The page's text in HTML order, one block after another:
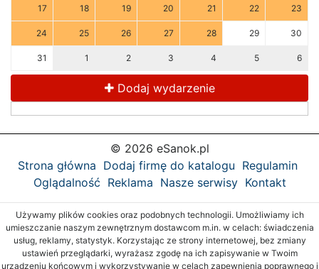
17 18 19 20 21 22 23
24 25 26 27 28 29 30
31 1 2 3 4 5 6
Dodaj wydarzenie
© 2026 eSanok.pl
Strona główna Dodaj firmę do katalogu Regulamin
Oglądalność Reklama Nasze serwisy Kontakt
Używamy plików cookies oraz podobnych technologii. Umożliwiamy ich
umieszczanie naszym zewnętrznym dostawcom m.in. w celach: świadczenia
usług, reklamy, statystyk. Korzystając ze strony internetowej, bez zmiany
ustawień przeglądarki, wyrażasz zgodę na ich zapisywanie w Twoim
urządzeniu końcowym i wykorzystywanie w celach zapewnienia poprawnego i